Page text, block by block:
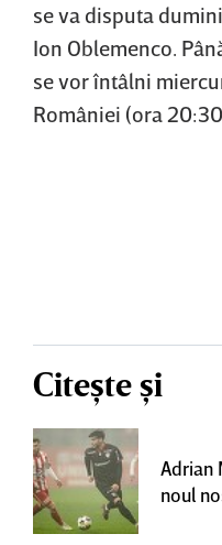
se va disputa
Ion Oblemenco.
se vor întâlni
României (ora
Citește și
Adrian
noul